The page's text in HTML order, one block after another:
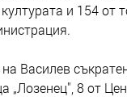
и 154 от
Василев
„Лозенец", 8 от